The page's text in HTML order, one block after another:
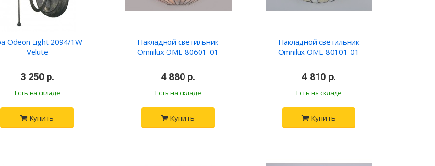
Odeon Light 2094/1W
Velute
3 250 р.
Есть на складе
Купить
Накладной светильник
Omnilux OML-80601-01
4 880 р.
Есть на складе
Купить
Накладной светильник
Omnilux OML-80101-01
4 810 р.
Есть на складе
Купить